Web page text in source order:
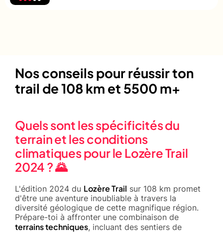
Nos conseils pour réussir ton
trail de 108 km et 5500 m+
Quels sont les spécificités du
terrain et les conditions
climatiques pour le Lozère Trail
2024 ? 🌄
L'édition 2024 du Lozère Trail sur 108 km promet
d'être une aventure inoubliable à travers la
diversité géologique de cette magnifique région.
Prépare-toi à affronter une combinaison de
terrains techniques, incluant des sentiers de